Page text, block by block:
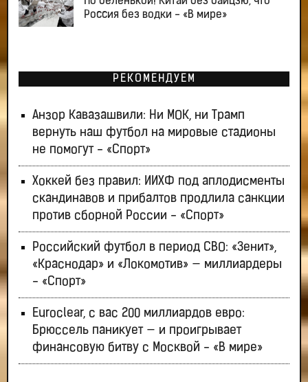
Россия без водки - «В мире»
РЕКОМЕНДУЕМ
Анзор Кавазашвили: Ни МОК, ни Трамп
вернуть наш футбол на мировые стадионы
не помогут - «Спорт»
Хоккей без правил: ИИХФ под аплодисменты
скандинавов и прибалтов продлила санкции
против сборной России - «Спорт»
Российский футбол в период СВО: «Зенит»,
«Краснодар» и «Локомотив» — миллиардеры
- «Спорт»
Euroclear, с вас 200 миллиардов евро:
Брюссель паникует — и проигрывает
финансовую битву с Москвой - «В мире»